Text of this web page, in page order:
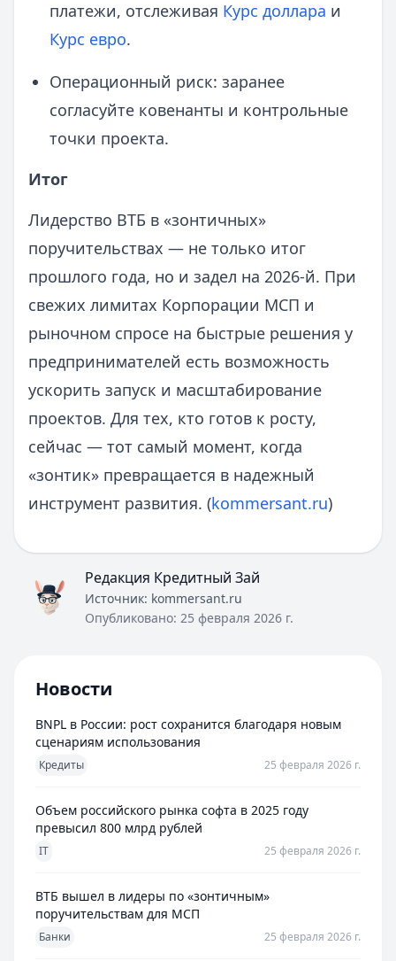
платежи, отслеживая Курс доллара и
Курс евро.
Операционный риск: заранее
согласуйте ковенанты и контрольные
точки проекта.
Итог
Лидерство ВТБ в «зонтичных»
поручительствах — не только итог
прошлого года, но и задел на 2026-й. При
свежих лимитах Корпорации МСП и
рыночном спросе на быстрые решения у
предпринимателей есть возможность
ускорить запуск и масштабирование
проектов. Для тех, кто готов к росту,
сейчас — тот самый момент, когда
«зонтик» превращается в надежный
инструмент развития. (kommersant.ru)
Редакция Кредитный Зай
Источник: kommersant.ru
Опубликовано: 25 февраля 2026 г.
Новости
BNPL в России: рост сохранится благодаря новым
сценариям использования
Кредиты 25 февраля 2026 г.
Объем российского рынка софта в 2025 году
превысил 800 млрд рублей
IT 25 февраля 2026 г.
ВТБ вышел в лидеры по «зонтичным»
поручительствам для МСП
Банки 25 февраля 2026 г.